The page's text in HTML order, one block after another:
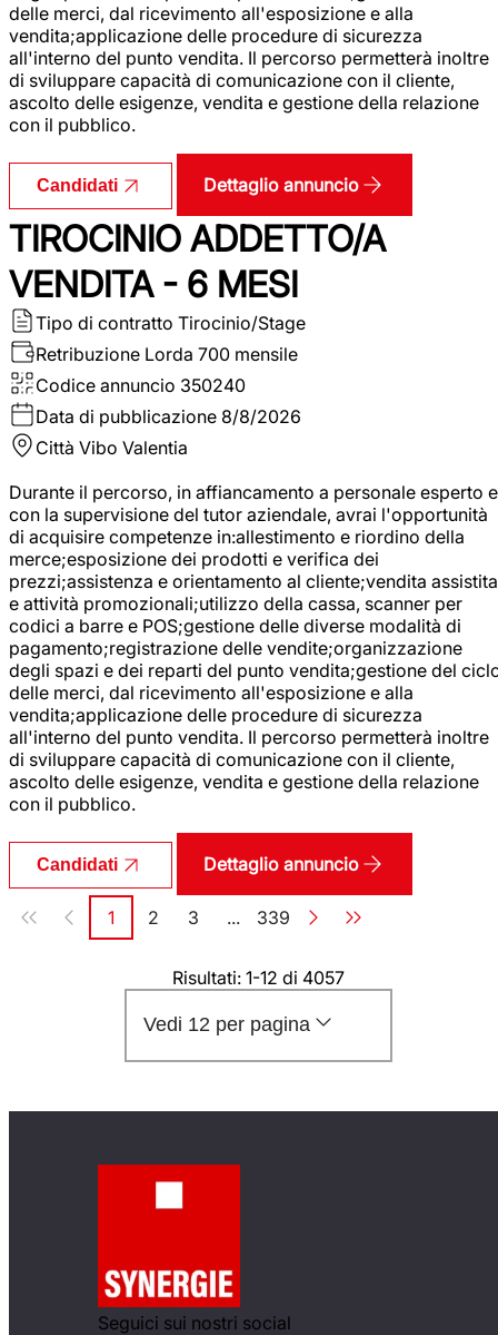
delle merci, dal ricevimento all'esposizione e alla
vendita;applicazione delle procedure di sicurezza
all'interno del punto vendita. Il percorso permetterà inoltre
di sviluppare capacità di comunicazione con il cliente,
ascolto delle esigenze, vendita e gestione della relazione
con il pubblico.
Candidati Dettaglio annuncio
TIROCINIO ADDETTO/A
VENDITA - 6 MESI
Tipo di contratto Tirocinio/Stage
Retribuzione Lorda 700 mensile
Codice annuncio 350240
Data di pubblicazione 8/8/2026
Città Vibo Valentia
Durante il percorso, in affiancamento a personale esperto e
con la supervisione del tutor aziendale, avrai l'opportunità
di acquisire competenze in:allestimento e riordino della
merce;esposizione dei prodotti e verifica dei
prezzi;assistenza e orientamento al cliente;vendita assistita
e attività promozionali;utilizzo della cassa, scanner per
codici a barre e POS;gestione delle diverse modalità di
pagamento;registrazione delle vendite;organizzazione
degli spazi e dei reparti del punto vendita;gestione del
delle merci, dal ricevimento all'esposizione e alla
vendita;applicazione delle procedure di sicurezza
all'interno del punto vendita. Il percorso permetterà inoltre
di sviluppare capacità di comunicazione con il cliente,
ascolto delle esigenze, vendita e gestione della relazione
con il pubblico.
Candidati Dettaglio annuncio
Paginazione
Pagina
1 Pagina
2 Pagina
3 ... Pagina
339
Risultati: 1-12 di 4057
Vedi 12 per pagina
Seguici sui nostri social